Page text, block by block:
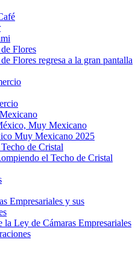
Flores
Flores regresa a la gran pantalla
Muy Mexicano
Muy Mexicano 2025
de Cristal
el Techo de Cristal
Empresariales y sus
la Ley de Cámaras Empresariales